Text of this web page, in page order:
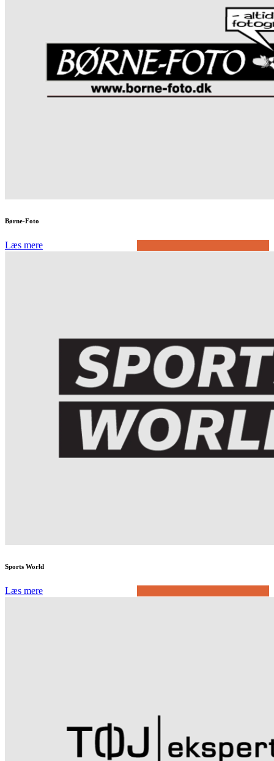
Børne-Foto
Læs mere
Sports World
Læs mere